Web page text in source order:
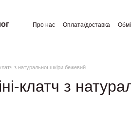
Про нас Оплата/доставка
з натуральної шкіри бежевий
клатч з